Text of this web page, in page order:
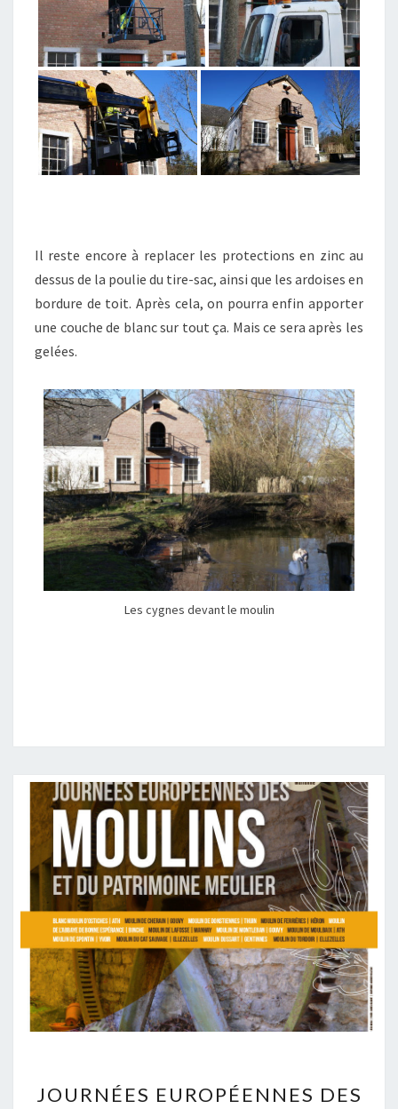
Il reste encore à replacer les protections en zinc au
dessus de la poulie du tire-sac, ainsi que les ardoises en
bordure de toit. Après cela, on pourra enfin apporter
une couche de blanc sur tout ça. Mais ce sera après les
gelées.
Les cygnes devant le moulin
EUROPÉENNES
JOURNÉES EUROPÉENNES DES